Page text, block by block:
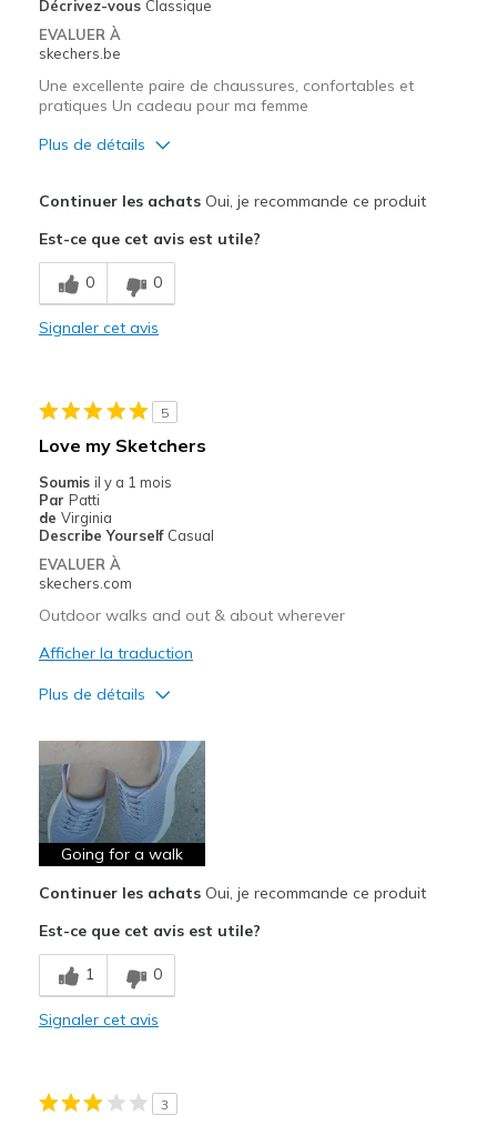
Décrivez-vous Classique
EVALUER À
skechers.be
Une excellente paire de chaussures, confortables et
pratiques Un cadeau pour ma femme
Plus de détails
Correspond bien à la photo
Design séduisant
Les meilleures utilisations
Pour sortir
Opinion sur
Continuer les achatsOui, je recommande ce produit
Est-ce que cet avis est utile?
0 0
Signaler cet avis
5
Love my Sketchers
Soumis il y a 1 mois
Par Patti
de Virginia
Describe Yourself Casual
EVALUER À
skechers.com
Outdoor walks and out & about wherever
Afficher la traduction
Plus de détails
Attractive Design
Breathe Well
Comfortable
Durable
Stylish
Les meilleures utilisations
Casual Wear
Sizing
Feels true to size
Going for a walk
Continuer les achatsOui, je recommande ce produit
Est-ce que cet avis est utile?
1 0
Signaler cet avis
3